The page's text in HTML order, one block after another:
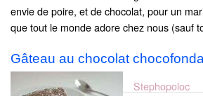
envie de poire, et de chocolat, pour un
que tout le monde adore chez nous (sauf
Gâteau au chocolat
Stephopoloc